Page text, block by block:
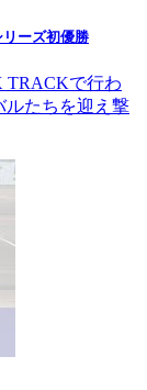
ーズ初優勝
TRACKで行わ
ルたちを迎え撃